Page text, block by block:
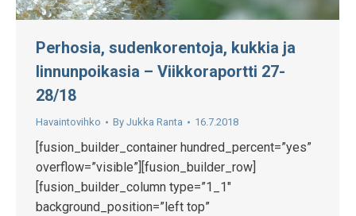
Perhosia, sudenkorentoja, kukkia ja
linnunpoikasia – Viikkoraportti 27-
28/18
Havaintovihko By Jukka Ranta 16.7.2018
[fusion_builder_container hundred_percent=”yes”
overflow=”visible”][fusion_builder_row]
[fusion_builder_column type=”1_1″
background_position=”left top”